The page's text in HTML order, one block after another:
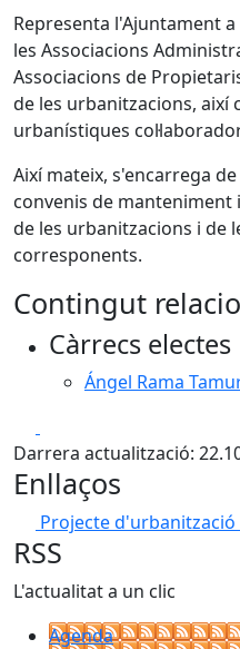
Representa l'Ajuntament
les Associacions
Associacions de
de les urbanitzacions, així
urbanístiques
Així mateix, s'encarrega
convenis de
de les urbanitzacions i de
corresponents.
Contingut
Càrrecs electes
Ángel Rama
Darrera actualització:
Enllaços
Projecte d'urbanització
RSS
L'actualitat a un clic
Agenda